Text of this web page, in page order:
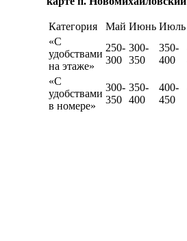
Категория Май Июнь Июль
«С
удобствами
на этаже»
250-
300
300-
350
350-
400
«С
удобствами
в номере»
300-
350
350-
400
400-
450